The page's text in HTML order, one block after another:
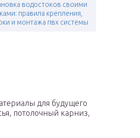
водостоков своими
правила крепления,
и монтажа пвх системы
для будущего
потолочный карниз,